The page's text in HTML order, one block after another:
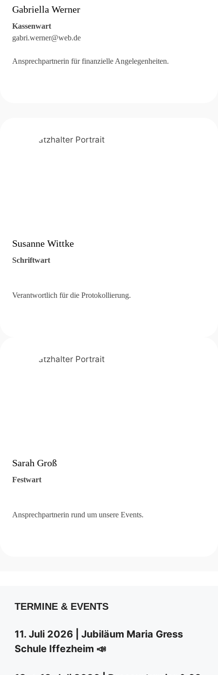
Gabriella Werner
Kassenwart
gabri.werner@web.de
Ansprechpartnerin für finanzielle Angelegenheiten.
Susanne Wittke
Schriftwart
Verantwortlich für die Protokollierung.
Sarah Groß
Festwart
Ansprechpartnerin rund um unsere Events.
TERMINE & EVENTS
11. Juli 2026 | Jubiläum Maria Gress
Schule Iffezheim 📣